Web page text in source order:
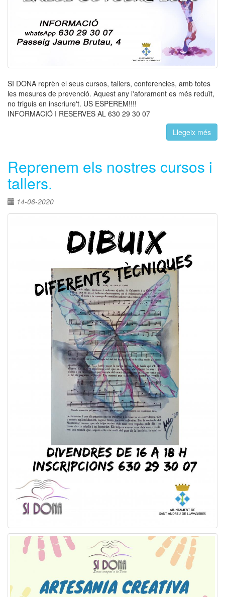
SI DONA reprèn el seus cursos, tallers, conferencies, amb totes
les mesures de prevenció. Aquest any l'aforament es més reduït,
no triguis en inscriure't. US ESPEREM!!!!
INFORMACIÓ I RESERVES AL 630 29 30 07
Llegeix més
Reprenem els nostres cursos i
tallers.
14-06-2020